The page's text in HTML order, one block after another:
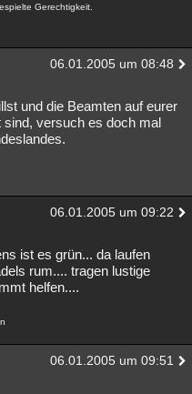
Gerechtigkeit.
06.01.2005 um 08:48
und die Beamten auf eurer
versuch es doch mal
06.01.2005 um 09:22
ist es grün... da laufen
rum.... tragen lustige
helfen....
06.01.2005 um 09:51